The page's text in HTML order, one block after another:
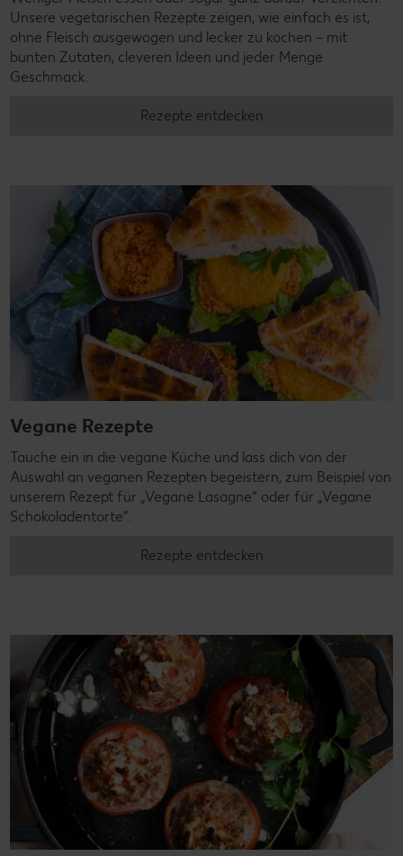
Unsere vegetarischen Rezepte zeigen, wie einfach es ist,
ohne Fleisch ausgewogen und lecker zu kochen – mit
bunten Zutaten, cleveren Ideen und jeder Menge
Geschmack.
Rezepte entdecken
Vegane Rezepte
Tauche ein in die vegane Küche und lass dich von der
Auswahl an veganen Rezepten begeistern, zum Beispiel von
unserem Rezept für „Vegane Lasagne“ oder für „Vegane
Schokoladentorte“.
Rezepte entdecken